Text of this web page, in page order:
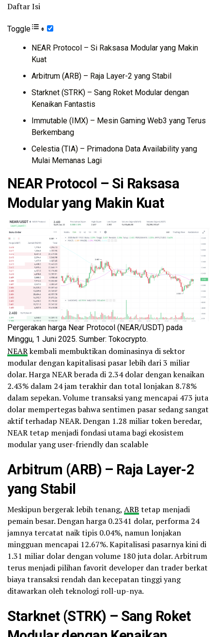
Daftar Isi
Toggle
NEAR Protocol – Si Raksasa Modular yang Makin
Kuat
Arbitrum (ARB) – Raja Layer-2 yang Stabil
Starknet (STRK) – Sang Roket Modular dengan
Kenaikan Fantastis
Immutable (IMX) – Mesin Gaming Web3 yang Terus
Berkembang
Celestia (TIA) – Primadona Data Availability yang
Mulai Memanas Lagi
NEAR Protocol – Si Raksasa
Modular yang Makin Kuat
Pergerakan harga Near Protocol (NEAR/USDT) pada
Minggu, 1 Juni 2025. Sumber: Tokocrypto.
NEARkembali membuktikan dominasinya di sektor
modular dengan kapitalisasi pasar lebih dari 3 miliar
dolar. Harga NEAR berada di 2.34 dolar dengan kenaikan
2.43% dalam 24 jam terakhir dan total lonjakan 8.78%
dalam sepekan. Volume transaksi yang mencapai 473 juta
dolar mempertegas bahwa sentimen pasar sedang sangat
aktif terhadap NEAR. Dengan 1.28 miliar token beredar,
NEAR tetap menjadi fondasi utama bagi ekosistem
modular yang user-friendly dan scalable
Arbitrum (ARB) – Raja Layer-2
yang Stabil
Meskipun bergerak lebih tenang, ARB tetap menjadi
pemain besar. Dengan harga 0.2341 dolar, performa 24
jamnya tercatat naik tipis 0.04%, namun lonjakan
mingguan mencapai 12.67%. Kapitalisasi pasarnya kini di
1.31 miliar dolar dengan volume 180 juta dolar. Arbitrum
terus menjadi pilihan favorit developer dan trader berkat
biaya transaksi rendah dan kecepatan tinggi yang
ditawarkan oleh teknologi roll-up-nya.
Starknet (STRK) – Sang Roket